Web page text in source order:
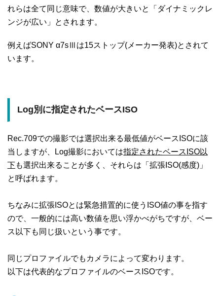
れらは全て同じ意味で、数値が大きいと「ダイナミックレ
ンジが広い」とされます。
例えばSONY α7sⅢは15ストップ(メーカー発表)とされて
います。
Log別に指定されたベースISO
Rec.709での撮影では選択出来る最低値がベースISOに該
当しますが、Log撮影においては指定されたベースISO以
下も選択出来ることが多く、それらは「拡張ISO(感度)」
と呼ばれます。
ちなみに拡張ISOとは緊急措置的に使うISO値の事を指す
ので、一般的には高い数値を思い浮かべがちですが、ベー
ス以下も同じ扱いという事です。
同じプロファイルでもカメラによって変わります。
以下は代表的なプロファイルのベースISOです。